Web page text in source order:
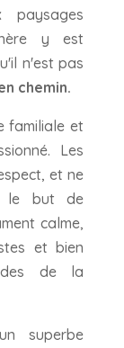
y est
n'est pas
chemin.
familiale et
Les
et ne
le but de
calme,
et bien
de la
superbe